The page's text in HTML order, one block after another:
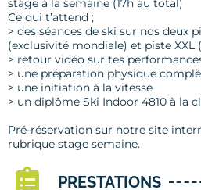
stage à la semaine (17h au total)
Ce qui t’attend ;
> des séances de ski sur nos deux
(exclusivité mondiale) et piste XXL
> retour vidéo sur tes
> une préparation physique
> une initiation à la vitesse
> un diplôme Ski Indoor 4810 à la
Pré-réservation sur notre site
rubrique stage semaine.
PRESTATIONS